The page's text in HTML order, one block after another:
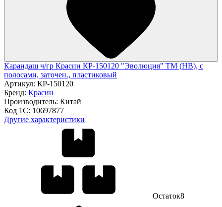
Карандаш ч/гр Красин КР-150120 "Эволюция" ТМ (HB), с
полосами, заточен., пластиковый
Артикул: КР-150120
Бренд: Красин
Производитель: Китай
Код 1С: 10697877
Другие характеристики
Остаток8